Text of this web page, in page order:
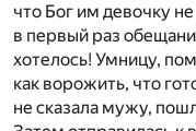
что Бог им девочку
в первый раз
хотелось! Умницу,
как ворожить, что
не сказала мужу,